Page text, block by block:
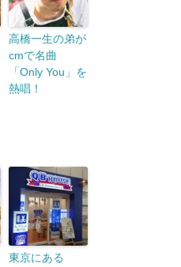
高橋一生の弟が
cmで名曲
「Only You」を
熱唱！
東京にある